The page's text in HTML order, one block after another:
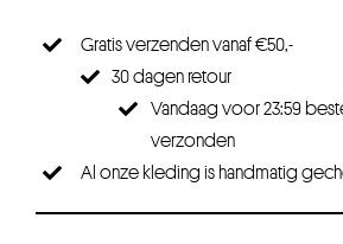
Gratis verzenden vanaf €50,-
30 dagen retour
Vandaag voor 23:59
verzonden
Al onze kleding is handmatig